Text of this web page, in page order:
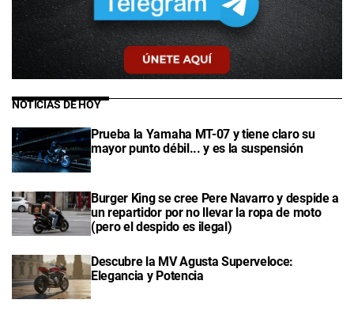
NOTICIAS DE HOY
Prueba la Yamaha MT-07 y tiene claro su
mayor punto débil... y es la suspensión
Burger King se cree Pere Navarro y despide a
un repartidor por no llevar la ropa de moto
(pero el despido es ilegal)
Descubre la MV Agusta Superveloce:
Elegancia y Potencia